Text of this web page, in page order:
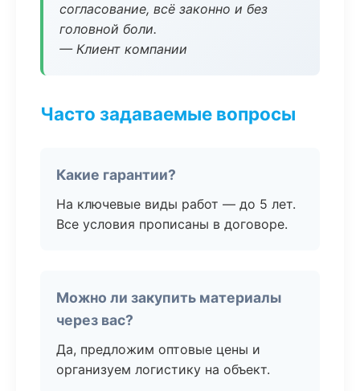
согласование, всё законно и без
головной боли.
— Клиент компании
Часто задаваемые вопросы
Какие гарантии?
На ключевые виды работ — до 5 лет.
Все условия прописаны в договоре.
Можно ли закупить материалы
через вас?
Да, предложим оптовые цены и
организуем логистику на объект.